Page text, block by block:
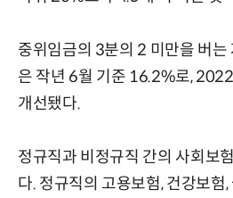
중위임금의 3분의 2 미만을 버는
은 작년 6월 기준 16.2%로,
개선됐다.
정규직과 비정규직 간의 사회보
다. 정규직의 고용보험, 건강보험